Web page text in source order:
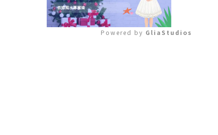
Powered by GliaStudios